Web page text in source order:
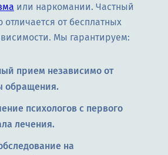
или наркомании. Частный
от бесплатных
Мы гарантируем:
прием независимо от
обращения.
психологов с первого
лечения.
на